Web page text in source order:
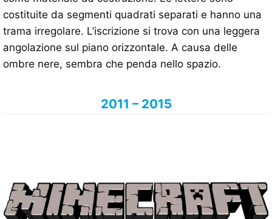
costituite da segmenti quadrati separati e hanno una
trama irregolare. L’iscrizione si trova con una leggera
angolazione sul piano orizzontale. A causa delle
ombre nere, sembra che penda nello spazio.
2011 – 2015